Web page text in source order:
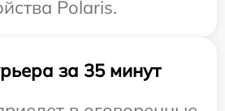
Polaris.
за 35 минут